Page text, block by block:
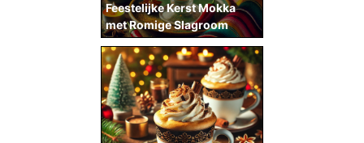
Feestelijke Kerst Mokka
met Romige Slagroom